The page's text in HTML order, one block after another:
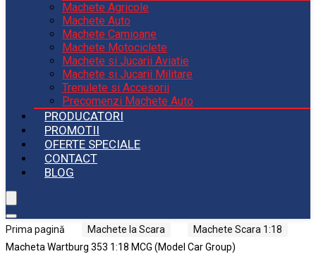
Machete Agricole
Machete Auto
Machete Camioane
Machete Motociclete
Machete si Jucarii Aviatie
Machete si Jucarii Militare
Trenulete si Accesorii
Precomenzi Machete Auto
PRODUCATORI
PROMOTII
OFERTE SPECIALE
CONTACT
BLOG
Prima pagină Machete la Scara
Machete Scara 1:18
Macheta Wartburg 353 1:18 MCG (Model Car Group)